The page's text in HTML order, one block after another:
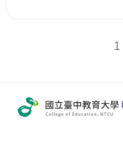
1
:::